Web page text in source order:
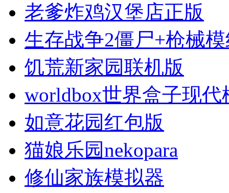
老爹炸鸡汉堡店正版
生存战争2僵尸+枪械
饥荒新家园联机版
worldbox世界盒子现代
如意花园红包版
猫娘乐园nekopara
修仙家族模拟器